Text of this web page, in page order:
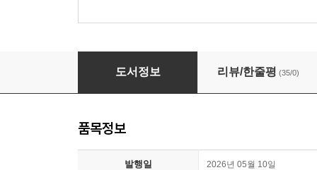
안 아픈 아이 잘 낫는 아이 이렇게 키워라
도서정보 리뷰/한줄평 (35/0)
품목정보
발행일 2026년 05월 10일